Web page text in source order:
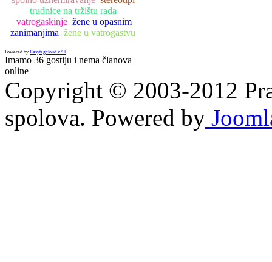
trudnice na tržištu rada
vatrogaskinje žene u opasnim
zanimanjima žene u vatrogastvu
Powered by Easytagcloud v2.1
Imamo 36 gostiju i nema članova
online
Copyright © 2003-2012
spolova. Powered by